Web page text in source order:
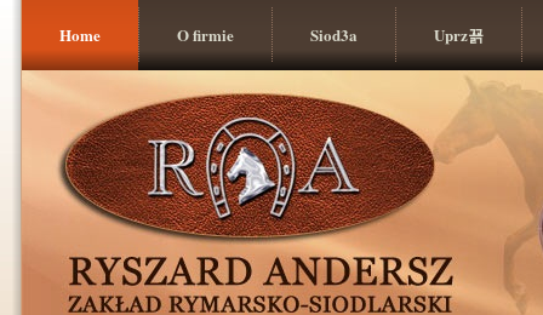
Home O firmie Siod3a Uprz꾥